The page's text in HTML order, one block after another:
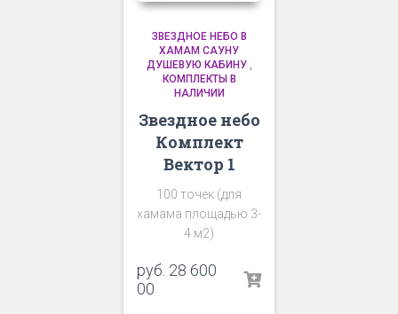
ЗВЕЗДНОЕ НЕБО В
ХАМАМ САУНУ
ДУШЕВУЮ КАБИНУ,
КОМПЛЕКТЫ В
НАЛИЧИИ
Звездное небо
Комплект
Вектор 1
100 точек (для
хамама площадью 3-
4 м2)
руб. 28 600
00